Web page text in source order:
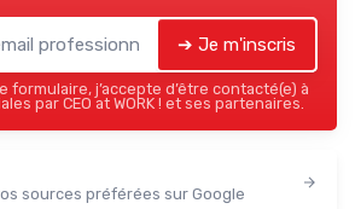
➔ Je m'inscris
formulaire, j’accepte d’être contacté(e) à
par CEO at WORK ! et ses partenaires.
sources préférées sur Google